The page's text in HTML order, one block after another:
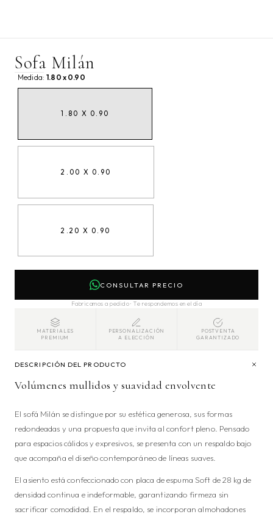
Sofa Milán
Medida:1.80 x 0.90
1.80 X 0.90
2.00 X 0.90
2.20 X 0.90
CONSULTAR PRECIO
Fabricamos a pedido · Te respondemos en el día
MATERIALES
PREMIUM
PERSONALIZACIÓN
A ELECCIÓN
POSTVENTA
GARANTIZADO
DESCRIPCIÓN DEL PRODUCTO
Volúmenes mullidos y suavidad envolvente
El sofá Milán se distingue por su estética generosa, sus formas
redondeadas y una propuesta que invita al confort pleno. Pensado
para espacios cálidos y expresivos, se presenta con un respaldo bajo
que acompaña el diseño contemporáneo de líneas suaves.
El asiento está confeccionado con placa de espuma Soft de 28 kg de
densidad continua e indeformable, garantizando firmeza sin
sacrificar comodidad. En el respaldo, se incorporan almohadones